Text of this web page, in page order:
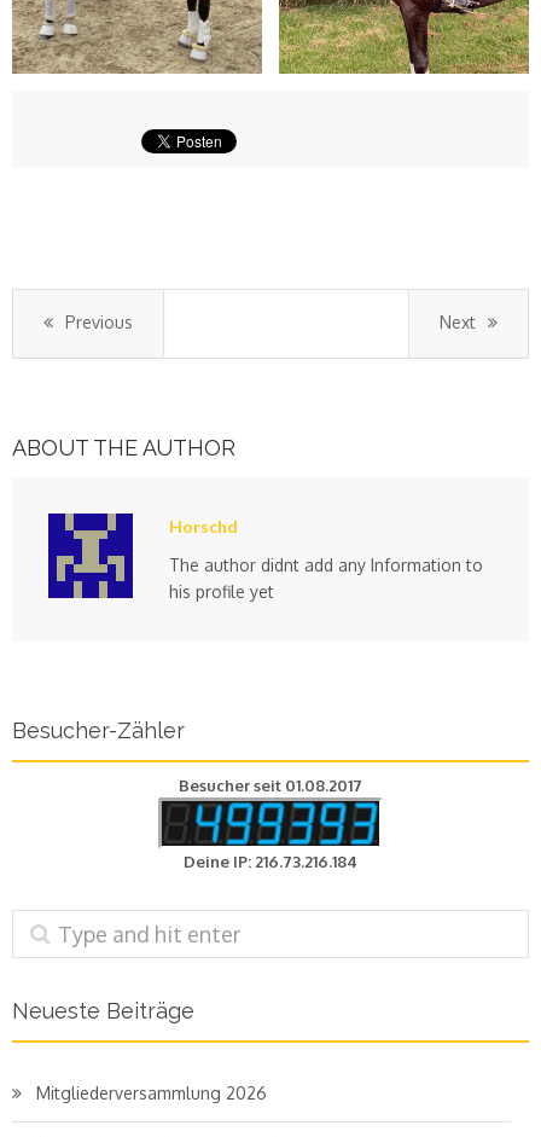
Previous Next
ABOUT THE AUTHOR
Horschd
The author didnt add any Information to
his profile yet
Besucher-Zähler
Besucher seit 01.08.2017
Deine IP: 216.73.216.184
Neueste Beiträge
Mitgliederversammlung 2026